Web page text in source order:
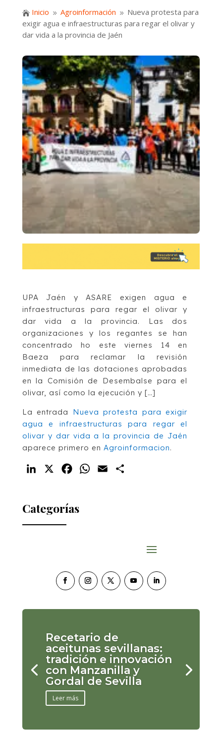
 Inicio 9 Agroinformación 9 Nueva protesta para
exigir agua e infraestructuras para regar el olivar y
dar vida a la provincia de Jaén
UPA Jaén y ASARE exigen agua e
infraestructuras para regar el olivar y
dar vida a la provincia. Las dos
organizaciones y los regantes se han
concentrado ho este viernes 14 en
Baeza para reclamar la revisión
inmediata de las dotaciones aprobadas
en la Comisión de Desembalse para el
olivar, así como la ejecución y […]
La entrada Nueva protesta para exigir
agua e infraestructuras para regar el
olivar y dar vida a la provincia de Jaén
aparece primero en Agroinformacion.
LinkedIn FacebookWhatsApp
Email
Categorías
Recetario de
aceitunas sevillanas:
tradición e innovación
con Manzanilla y
Gordal de Sevilla
Leer más